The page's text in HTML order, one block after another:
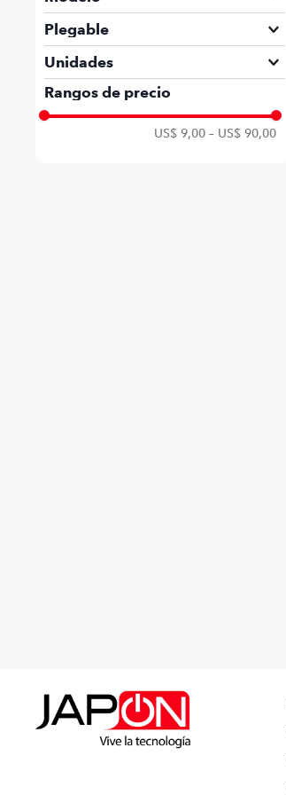
PICA
Ratán
YBNA6120
Plegable
No
Unidades
1
Rangos de precio
US$ 9,00 – US$ 90,00